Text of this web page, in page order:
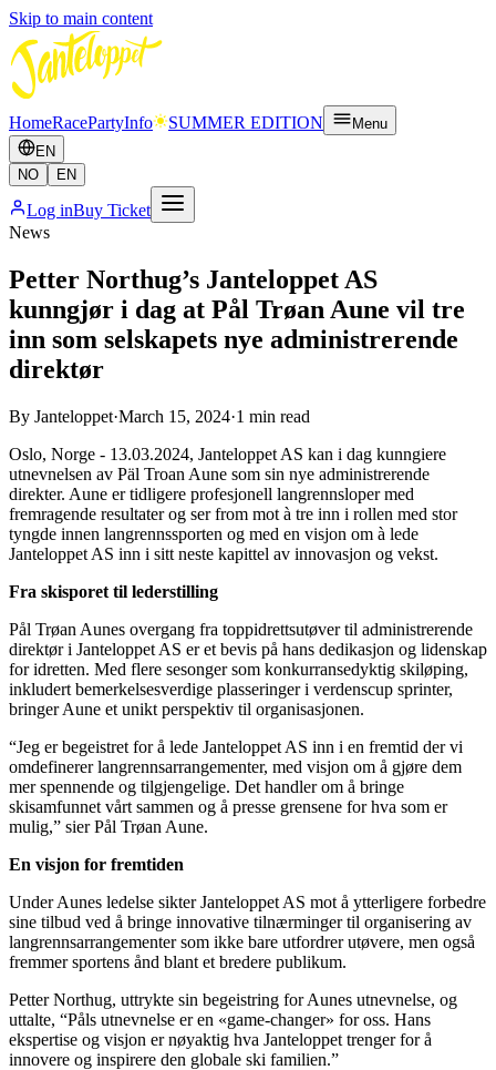
Skip to main content
HomeRacePartyInfo SUMMER EDITION
Menu
EN
NO
EN
Log inBuy Ticket
News
Petter Northug’s Janteloppet AS
kunngjør i dag at Pål Trøan Aune vil tre
inn som selskapets nye administrerende
direktør
By Janteloppet·March 15, 2024·1 min read
Oslo, Norge - 13.03.2024, Janteloppet AS kan i dag kunngiere
utnevnelsen av Päl Troan Aune som sin nye administrerende
direkter. Aune er tidligere profesjonell langrennsloper med
fremragende resultater og ser from mot à tre inn i rollen med stor
tyngde innen langrennssporten og med en visjon om à lede
Janteloppet AS inn i sitt neste kapittel av innovasjon og vekst.
Fra skisporet til lederstilling
Pål Trøan Aunes overgang fra toppidrettsutøver til administrerende
direktør i Janteloppet AS er et bevis på hans dedikasjon og lidenskap
for idretten. Med flere sesonger som konkurransedyktig skiløping,
inkludert bemerkelsesverdige plasseringer i verdenscup sprinter,
bringer Aune et unikt perspektiv til organisasjonen.
“Jeg er begeistret for å lede Janteloppet AS inn i en fremtid der vi
omdefinerer langrennsarrangementer, med visjon om å gjøre dem
mer spennende og tilgjengelige. Det handler om å bringe
skisamfunnet vårt sammen og å presse grensene for hva som er
mulig,” sier Pål Trøan Aune.
En visjon for fremtiden
Under Aunes ledelse sikter Janteloppet AS mot å ytterligere forbedre
sine tilbud ved å bringe innovative tilnærminger til organisering av
langrennsarrangementer som ikke bare utfordrer utøvere, men også
fremmer sportens ånd blant et bredere publikum.
Petter Northug, uttrykte sin begeistring for Aunes utnevnelse, og
uttalte, “Påls utnevnelse er en «game-changer» for oss. Hans
ekspertise og visjon er nøyaktig hva Janteloppet trenger for å
innovere og inspirere den globale ski familien.”